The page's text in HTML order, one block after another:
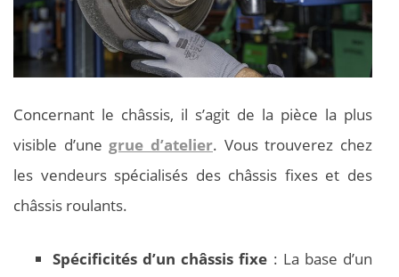
Concernant le châssis, il s’agit de la pièce la plus
visible d’une grue d’atelier. Vous trouverez chez
les vendeurs spécialisés des châssis fixes et des
châssis roulants.
Spécificités d’un châssis fixe : La base d’un